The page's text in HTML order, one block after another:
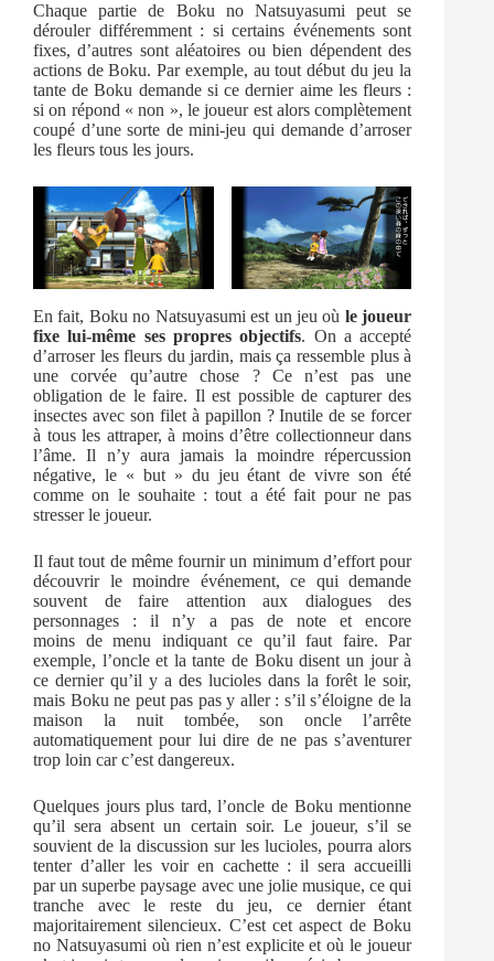
Chaque partie de Boku no Natsuyasumi peut se
dérouler différemment : si certains événements sont
fixes, d’autres sont aléatoires ou bien dépendent des
actions de Boku. Par exemple, au tout début du jeu la
tante de Boku demande si ce dernier aime les fleurs :
si on répond « non », le joueur est alors complètement
coupé d’une sorte de mini-jeu qui demande d’arroser
les fleurs tous les jours.
En fait, Boku no Natsuyasumi est un jeu où le joueur
fixe lui-même ses propres objectifs. On a accepté
d’arroser les fleurs du jardin, mais ça ressemble plus à
une corvée qu’autre chose ? Ce n’est pas une
obligation de le faire. Il est possible de capturer des
insectes avec son filet à papillon ? Inutile de se forcer
à tous les attraper, à moins d’être collectionneur dans
l’âme. Il n’y aura jamais la moindre répercussion
négative, le « but » du jeu étant de vivre son été
comme on le souhaite : tout a été fait pour ne pas
stresser le joueur.
Il faut tout de même fournir un minimum d’effort pour
découvrir le moindre événement, ce qui demande
souvent de faire attention aux dialogues des
personnages : il n’y a pas de note et encore
moins de menu indiquant ce qu’il faut faire. Par
exemple, l’oncle et la tante de Boku disent un jour à
ce dernier qu’il y a des lucioles dans la forêt le soir,
mais Boku ne peut pas pas y aller : s’il s’éloigne de la
maison la nuit tombée, son oncle l’arrête
automatiquement pour lui dire de ne pas s’aventurer
trop loin car c’est dangereux.
Quelques jours plus tard, l’oncle de Boku mentionne
qu’il sera absent un certain soir. Le joueur, s’il se
souvient de la discussion sur les lucioles, pourra alors
tenter d’aller les voir en cachette : il sera accueilli
par un superbe paysage avec une jolie musique, ce qui
tranche avec le reste du jeu, ce dernier étant
majoritairement silencieux. C’est cet aspect de Boku
no Natsuyasumi où rien n’est explicite et où le joueur